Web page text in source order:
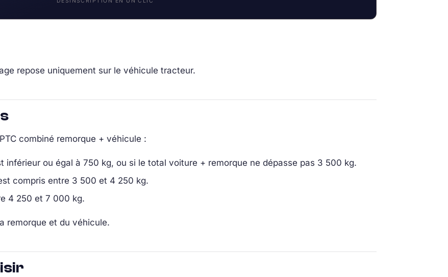
repose uniquement sur le véhicule tracteur.
combiné remorque + véhicule :
inférieur ou égal à 750 kg, ou si le total voiture + remorque ne dépasse pas 3 500 kg.
compris entre 3 500 et 4 250 kg.
4 250 et 7 000 kg.
remorque et du véhicule.